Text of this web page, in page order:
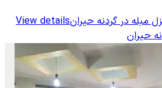
مبله در گردنه حیرانView details
حیران